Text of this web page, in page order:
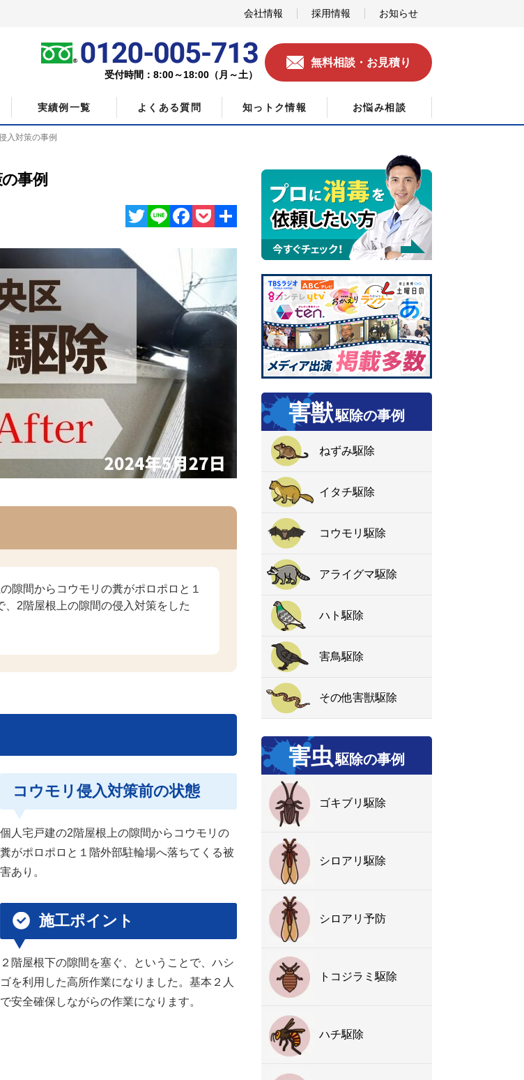
会社情報 採用情報 お知らせ
受付時間：8:00～18:00（月～土）
無料相談・お見積り
実績例一覧 よくある質問 知っトク情報 お悩み相談
事例
隙間からコウモリの糞がポロポロと１
2階屋根上の隙間の侵入対策をした
コウモリ侵入対策前の状態
個人宅戸建の2階屋根上の隙間からコウモリの
糞がポロポロと１階外部駐輪場へ落ちてくる被
害あり。
施工ポイント
２階屋根下の隙間を塞ぐ、ということで、ハシ
ゴを利用した高所作業になりました。基本２人
で安全確保しながらの作業になります。
害獣駆除の事例
ねずみ駆除
イタチ駆除
コウモリ駆除
アライグマ駆除
ハト駆除
害鳥駆除
その他害獣駆除
害虫駆除の事例
ゴキブリ駆除
シロアリ駆除
シロアリ予防
トコジラミ駆除
ハチ駆除
入対策の事例